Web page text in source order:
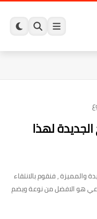
لهذا
والمميزة ، فنقوم بالانتقاء
هو الافضل من نوعة ويضم